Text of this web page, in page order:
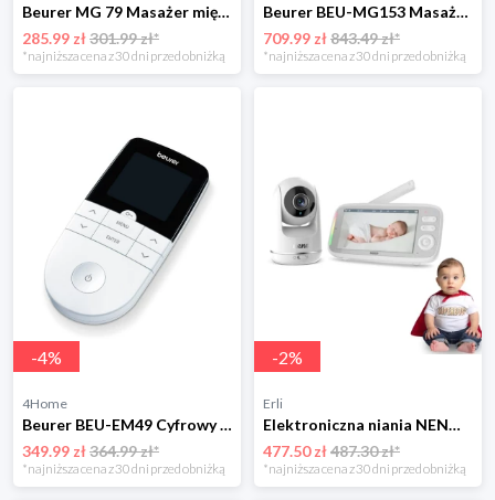
Beurer MG 79 Masażer mięśni
285.99 zł301.99 zł*
*najniższa cena z 30 dni przed obniżką
Beurer BEU-MG153 Masażer pleców i karku
709.99 zł843.49 zł*
*najniższa cena z 30 dni przed obniżką
-4%
4Home
Beurer BEU-EM49 Cyfrowy elektrostymulator mięśni i nerwów
349.99 zł364.99 zł*
*najniższa cena z 30 dni przed obniżką
-2%
Erli
Elektroniczna niania NENO VISTA z kamerą obrotowa TRYB NOCNY na żywo
477.50 zł487.30 zł*
*najniższa cena z 30 dni przed obniżką